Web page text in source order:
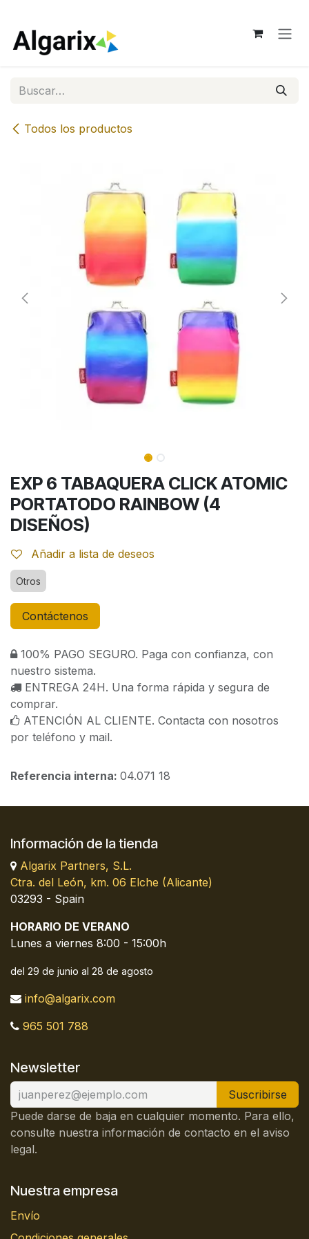
Todos los productos
EXP 6 TABAQUERA CLICK ATOMIC
PORTATODO RAINBOW (4
DISEÑOS)
Añadir a lista de deseos
Otros
Contáctenos
100% PAGO SEGURO. Paga con confianza, con
nuestro sistema.
ENTREGA 24H. Una forma rápida y segura de
comprar.
ATENCIÓN AL CLIENTE. Contacta con nosotros
por teléfono y mail.
Referencia interna: 04.071 18
Información de la tienda
Algarix Partners, S.L.
Ctra. del León, km. 06 Elche (Alicante)
03293 - Spain
HORARIO DE VERANO
Lunes a viernes 8:00 - 15:00h
del 29 de junio al 28 de agosto
info@algarix.com
965 501 788
Newsletter
Suscribirse
Puede darse de baja en cualquier momento. Para ello,
consulte nuestra información de contacto en el aviso
legal.
Nuestra empresa
Envío